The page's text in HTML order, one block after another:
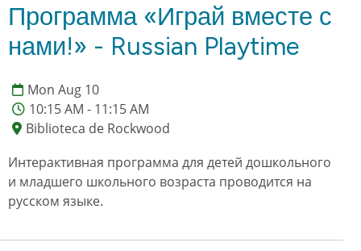
Программа «Играй вместе с
нами!» - Russian Playtime
Mon Aug 10
10:15 AM - 11:15 AM
Biblioteca de Rockwood
Интерактивная программа для детей дошкольного
и младшего школьного возраста проводится на
русском языке.